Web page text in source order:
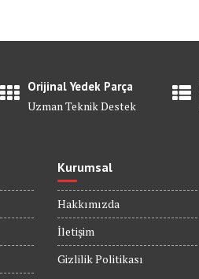
Orijinal Yedek Parça
Uzman Teknik Destek
Kurumsal
Hakkımızda
İletişim
Gizlilik Politikası